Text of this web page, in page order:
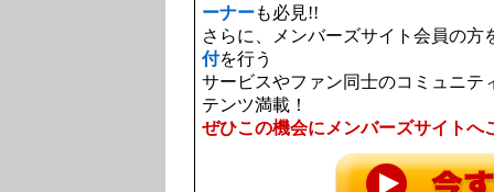
ーナーも必見!!
さらに、メンバーズサイト会員の方
付を行う
サービスやファン同士のコミュニテ
テンツ満載！
ぜひこの機会にメンバーズサイトへ